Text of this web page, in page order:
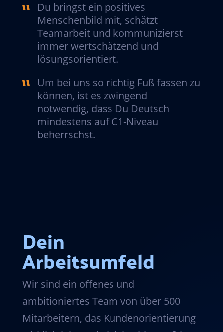
Du bringst ein positives
Menschenbild mit, schätzt
Teamarbeit und kommunizierst
immer wertschätzend und
lösungsorientiert.
Um bei uns so richtig Fuß fassen zu
können, ist es zwingend
notwendig, dass Du Deutsch
mindestens auf C1-Niveau
beherrschst.
Dein
Arbeitsumfeld
Wir sind ein offenes und
ambitioniertes Team von über 500
Mitarbeitern, das Kundenorientierung